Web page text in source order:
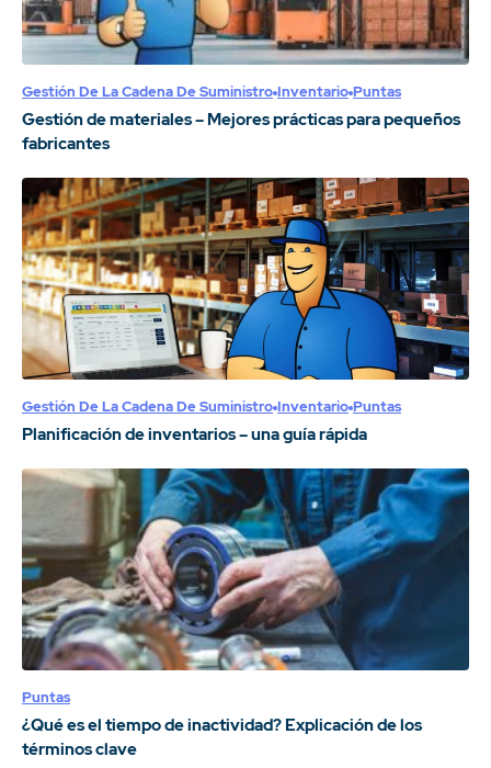
Gestión De La Cadena De Suministro Inventario Puntas
Gestión de materiales – Mejores prácticas para pequeños
fabricantes
Gestión De La Cadena De Suministro Inventario Puntas
Planificación de inventarios – una guía rápida
Puntas
¿Qué es el tiempo de inactividad? Explicación de los
términos clave